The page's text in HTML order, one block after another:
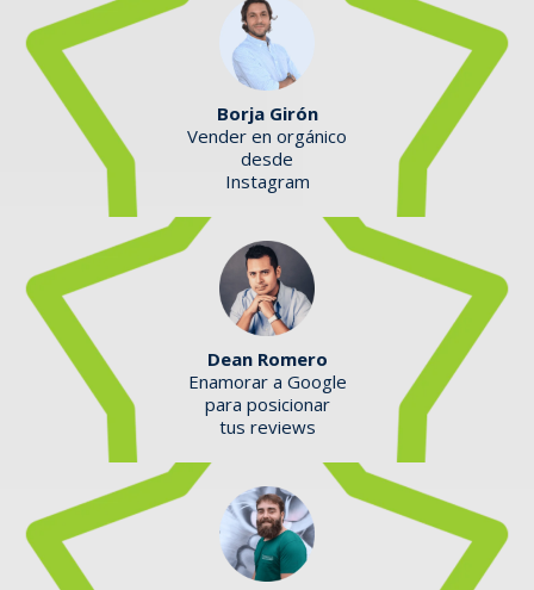
Borja Girón
Vender en orgánico
desde
Instagram
Dean Romero
Enamorar a Google
para posicionar
tus reviews